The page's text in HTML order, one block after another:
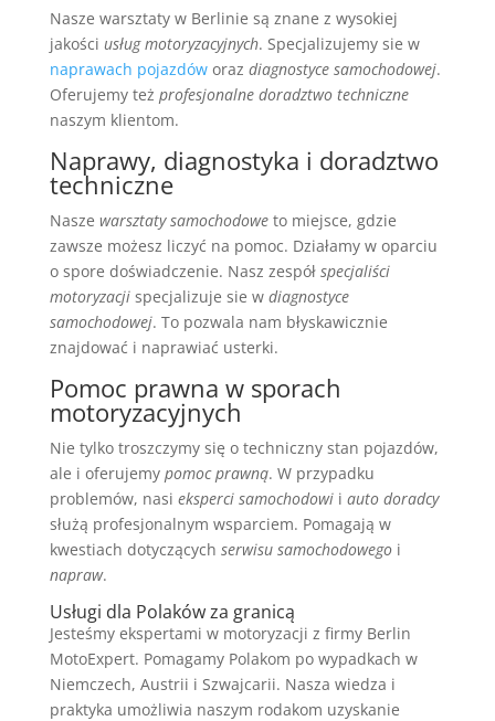
Nasze warsztaty w Berlinie są znane z wysokiej
jakości usług motoryzacyjnych. Specjalizujemy sie w
naprawach pojazdóworaz diagnostyce samochodowej.
Oferujemy też profesjonalne doradztwo techniczne
naszym klientom.
Naprawy, diagnostyka i doradztwo
techniczne
Nasze warsztaty samochodoweto miejsce, gdzie
zawsze możesz liczyć na pomoc. Działamy w oparciu
o spore doświadczenie. Nasz zespół specjaliści
motoryzacjispecjalizuje sie w diagnostyce
samochodowej. To pozwala nam błyskawicznie
znajdować i naprawiać usterki.
Pomoc prawna w sporach
motoryzacyjnych
Nie tylko troszczymy się o techniczny stan pojazdów,
ale i oferujemy pomoc prawną. W przypadku
problemów, nasi eksperci samochodowii auto doradcy
służą profesjonalnym wsparciem. Pomagają w
kwestiach dotyczących serwisu samochodowegoi
napraw.
Usługi dla Polaków za granicą
Jesteśmy ekspertami w motoryzacji z firmy Berlin
MotoExpert. Pomagamy Polakom po wypadkach w
Niemczech, Austrii i Szwajcarii. Nasza wiedza i
praktyka umożliwia naszym rodakom uzyskanie